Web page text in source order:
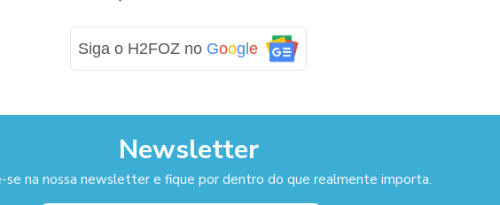
Siga o H2FOZ no Google
Newsletter
se na nossa newsletter e fique por dentro do que realmente importa.